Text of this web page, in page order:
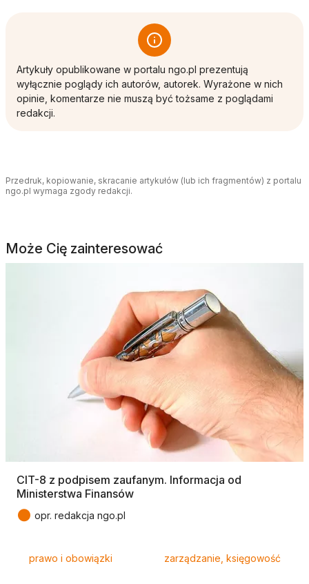
Artykuły opublikowane w portalu ngo.pl prezentują
wyłącznie poglądy ich autorów, autorek. Wyrażone w nich
opinie, komentarze nie muszą być tożsame z poglądami
redakcji.
Przedruk, kopiowanie, skracanie artykułów (lub ich fragmentów) z portalu
ngo.pl wymaga zgody redakcji.
Może Cię zainteresować
CIT-8 z podpisem zaufanym. Informacja od
Ministerstwa Finansów
● opr. redakcja ngo.pl
prawo i obowiązki zarządzanie, księgowość